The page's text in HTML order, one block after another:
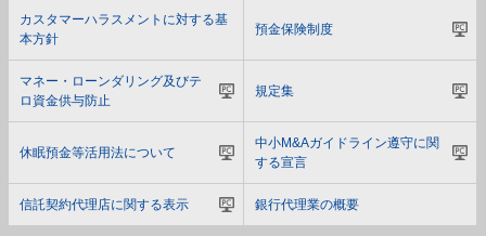
カスタマーハラスメントに対する基
本方針
預金保険制度
マネー・ローンダリング及びテ
ロ資金供与防止
規定集
休眠預金等活用法について
中小M&Aガイドライン遵守に関
する宣言
信託契約代理店に関する表示 銀行代理業の概要